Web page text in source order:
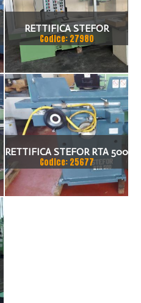
RETTIFICA STEFOR
Codice: 27980
RETTIFICA STEFOR RTA 500
Codice: 25677